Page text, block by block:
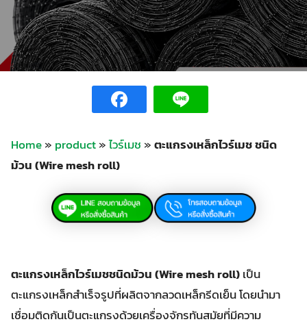
Home» product»ไวร์เมช »ตะแกรงเหล็กไวร์เมช ชนิด
ม้วน (Wire mesh roll)
ตะแกรงเหล็กไวร์เมชชนิดม้วน (Wire mesh roll)เป็น
ตะแกรงเหล็กสำเร็จรูปที่ผลิตจากลวดเหล็กรีดเย็น โดยนำมา
เชื่อมติดกันเป็นตะแกรงด้วยเครื่องจักรทันสมัยที่มีความ